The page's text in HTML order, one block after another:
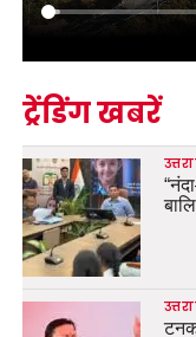
ट्रेंडिंग खबरें